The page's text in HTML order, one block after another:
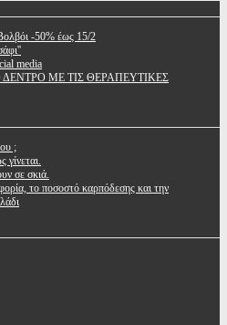
-50% έως 15/2
media
ΜΕ ΤΙΣ ΘΕΡΑΠΕΥΤΙΚΕΣ
;
σε σκιά.
το ποσοστό καρπόδεσης και την